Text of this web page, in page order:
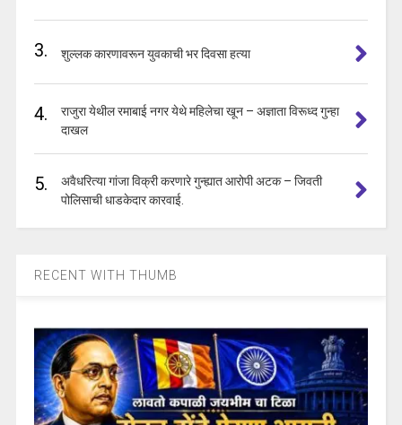
3. शुल्लक कारणावरून युवकाची भर दिवसा हत्या
4.
राजुरा येथील रमाबाई नगर येथे महिलेचा खून – अज्ञाता विरूध्द गुन्हा
दाखल
5.
अवैधरित्या गांजा विक्री करणारे गुन्ह्यात आरोपी अटक – जिवती
पोलिसाची धाडकेदार कारवाई.
RECENT WITH THUMB